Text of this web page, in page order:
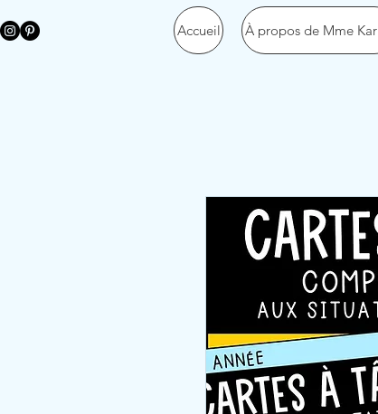
Accueil À propos de Mme